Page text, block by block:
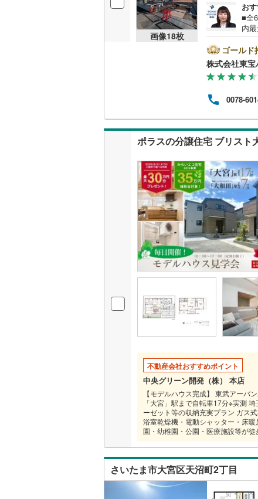
画像18枚
お
■全
内
ー
シ
住
《
済
O
ご
サ
ゴールド
株式会社東
0078-
ポラスの分譲住宅 ブリスト
不動産会社おすすめポイント
中央グリーン開発（株） 本店
【モデルハウス完成】 東武アーバ
「大宮」駅まで自転車17分※実測
ーゼット等の収納充実プラン ガス
浴室乾燥機・電動シャッター・床
園・幼稚園・公園・医療施設等が
さいたま市大宮区天沼町2丁目